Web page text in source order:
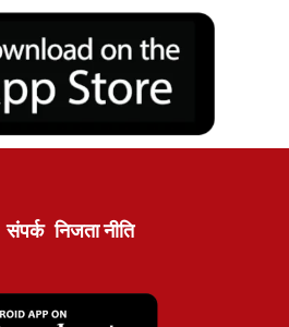
संपर्क निजता नीति